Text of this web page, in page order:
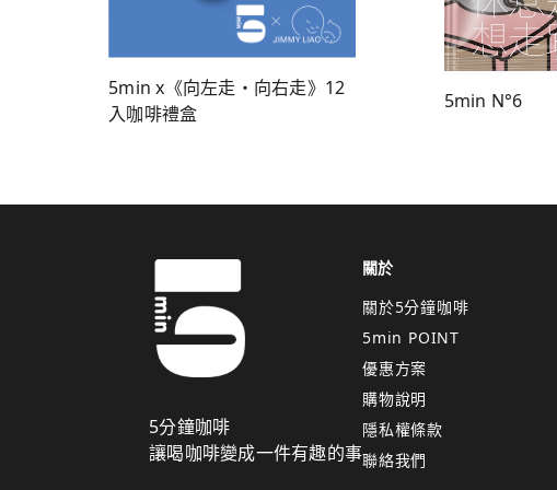
5min x《向左走・向右走》12
入咖啡禮盒
5min N°6
5分鐘咖啡
讓喝咖啡變成一件有趣的事
關於
關於5分鐘咖啡
5min POINT
優惠方案
購物說明
隱私權條款
聯絡我們